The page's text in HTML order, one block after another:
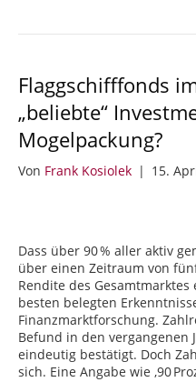
Flaggschifffonds
„beliebte“
Mogelpackung?
Von Frank Kosiolek | 15.
Dass über 90 % aller aktiv
über einen Zeitraum von
Rendite des
besten belegten
Finanzmarktforschung.
Befund in den vergangenen
eindeutig bestätigt. Doch
sich. Eine Angabe wie ‚90